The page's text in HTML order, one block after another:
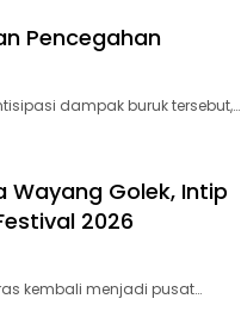
Pencegahan
dampak buruk tersebut,…
Wayang Golek, Intip
2026
kembali menjadi pusat…